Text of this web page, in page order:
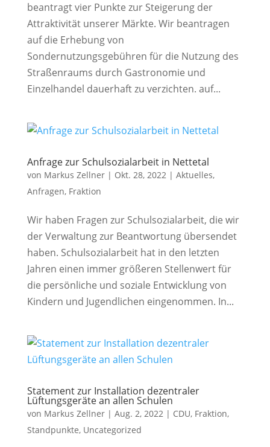
beantragt vier Punkte zur Steigerung der
Attraktivität unserer Märkte. Wir beantragen
auf die Erhebung von
Sondernutzungsgebühren für die Nutzung des
Straßenraums durch Gastronomie und
Einzelhandel dauerhaft zu verzichten. auf...
Anfrage zur Schulsozialarbeit in Nettetal
von Markus Zellner| Okt. 28, 2022| Aktuelles,
Anfragen, Fraktion
Wir haben Fragen zur Schulsozialarbeit, die wir
der Verwaltung zur Beantwortung übersendet
haben. Schulsozialarbeit hat in den letzten
Jahren einen immer größeren Stellenwert für
die persönliche und soziale Entwicklung von
Kindern und Jugendlichen eingenommen. In...
Statement zur Installation dezentraler
Lüftungsgeräte an allen Schulen
von Markus Zellner| Aug. 2, 2022| CDU, Fraktion,
Standpunkte, Uncategorized